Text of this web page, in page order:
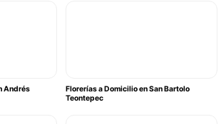
Andrés
Florerías a Domicilio en San Bartolo
Teontepec